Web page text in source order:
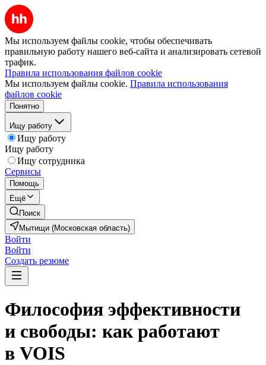
Мы используем файлы cookie, чтобы обеспечивать
правильную работу нашего веб-сайта и анализировать сетевой
трафик.
Правила использования файлов cookie
Мы используем файлы cookie. Правила использования
файлов cookie
Понятно
Ищу работу
Ищу работу
Ищу работу
Ищу сотрудника
Сервисы
Помощь
Ещё
Поиск
Мытищи (Московская область)
Войти
Войти
Создать резюме
Философия эффективности
и свободы: как работают
в VOIS